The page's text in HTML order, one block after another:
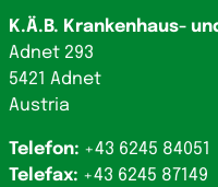
K.Ä.B. Krankenhaus-
Adnet 293
5421 Adnet
Austria
Telefon: +43 6245 84051
Telefax: +43 6245 87149